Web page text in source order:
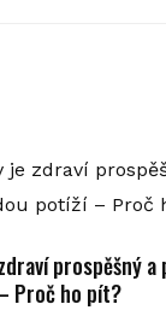
prospěšný a
Proč ho pít?